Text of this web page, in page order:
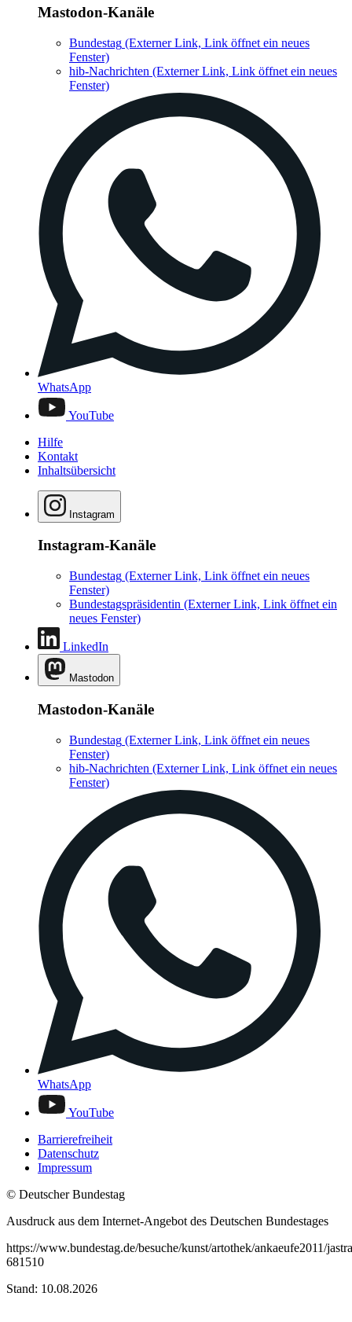
Mastodon-Kanäle
Bundestag (Externer Link, Link öffnet ein neues
Fenster)
hib-Nachrichten (Externer Link, Link öffnet ein neues
Fenster)
WhatsApp
YouTube
Hilfe
Kontakt
Inhaltsübersicht
Instagram
Instagram-Kanäle
Bundestag (Externer Link, Link öffnet ein neues
Fenster)
Bundestagspräsidentin (Externer Link, Link öffnet ein
neues Fenster)
LinkedIn
Mastodon
Mastodon-Kanäle
Bundestag (Externer Link, Link öffnet ein neues
Fenster)
hib-Nachrichten (Externer Link, Link öffnet ein neues
Fenster)
WhatsApp
YouTube
Barrierefreiheit
Datenschutz
Impressum
© Deutscher Bundestag
Ausdruck aus dem Internet-Angebot des Deutschen Bundestages
https://www.bundestag.de/besuche/kunst/artothek/ankaeufe2011/
681510
Stand: 10.08.2026